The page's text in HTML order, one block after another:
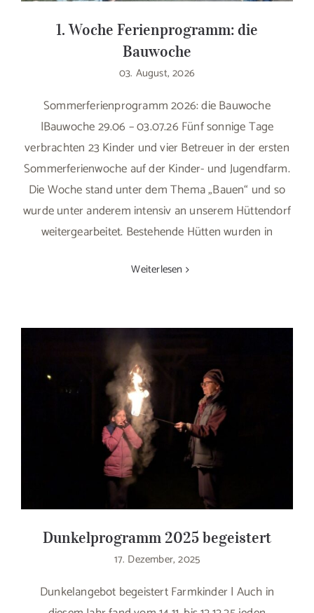
1. Woche Ferienprogramm: die
Bauwoche
03. August, 2026
Sommerferienprogramm 2026: die Bauwoche
|Bauwoche 29.06 – 03.07.26 Fünf sonnige Tage
verbrachten 23 Kinder und vier Betreuer in der ersten
Sommerferienwoche auf der Kinder- und Jugendfarm.
Die Woche stand unter dem Thema „Bauen“ und so
wurde unter anderem intensiv an unserem Hüttendorf
weitergearbeitet. Bestehende Hütten wurden in
Weiterlesen
Dunkelprogramm 2025 begeistert
17. Dezember, 2025
Dunkelangebot begeistert Farmkinder | Auch in